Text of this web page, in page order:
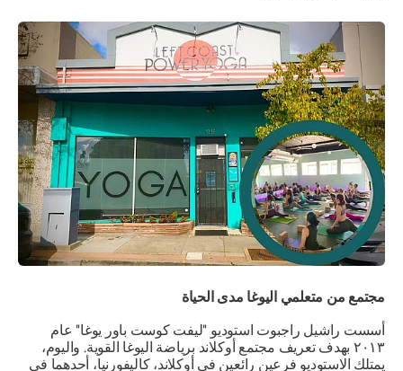
مجتمع من متعلمي اليوغا مدى الحياة
أسست راشيل راجبوت استوديو "ليفت كوست باور يوغا" عام
٢٠١٣ بهدف تعريف مجتمع أوكلاند برياضة اليوغا القوية. واليوم،
يمتلك الاستوديو فرعين رائعين في أوكلاند، كاليفورنيا، أحدهما في